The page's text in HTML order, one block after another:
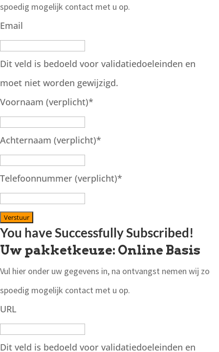
spoedig mogelijk contact met u op.
Email
Dit veld is bedoeld voor validatiedoeleinden en
moet niet worden gewijzigd.
Voornaam (verplicht)*
Achternaam (verplicht)*
Telefoonnummer (verplicht)*
Verstuur
You have Successfully Subscribed!
Uw pakketkeuze: Online Basis
Vul hier onder uw gegevens in, na ontvangst nemen wij zo
spoedig mogelijk contact met u op.
URL
Dit veld is bedoeld voor validatiedoeleinden en